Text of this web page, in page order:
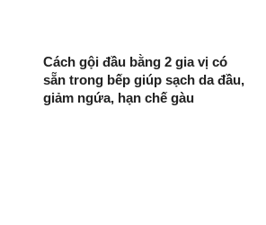
Cách gội đầu bằng 2 gia vị có
sẵn trong bếp giúp sạch da đầu,
giảm ngứa, hạn chế gàu